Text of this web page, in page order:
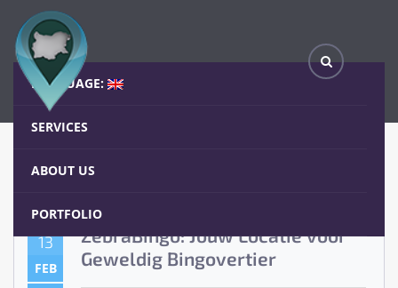
LANGUAGE:
SERVICES
ABOUT US
PORTFOLIO
Home Blog
13
FEB
ZebraBingo: Jouw Locatie voor
Geweldig Bingovertier